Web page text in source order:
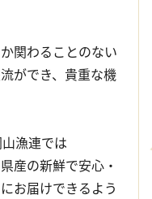
関わることのない
ができ、貴重な機
漁連では
産の新鮮で安心・
お届けできるよう